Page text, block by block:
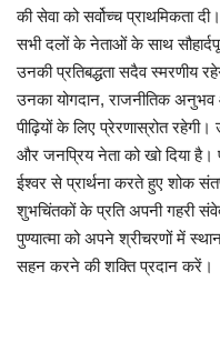
की सेवा को सर्वोच्च प्राथमिकता
सभी दलों के नेताओं के साथ
उनकी प्रतिबद्धता सदैव स्मरणीय
उनका योगदान, राजनीतिक
पीढ़ियों के लिए प्रेरणास्रोत
और जनप्रिय नेता को खो दिया है।
ईश्वर से प्रार्थना करते हुए शोक
शुभचिंतकों के प्रति अपनी गहरी
पुण्यात्मा को अपने श्रीचरणों में
सहन करने की शक्ति प्रदान करें।